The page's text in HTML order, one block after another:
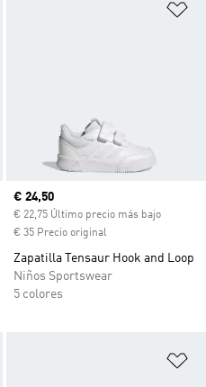
Precio actual
€ 24,50
€ 22,75 Último precio más bajo
€ 35 Precio original
Zapatilla Tensaur Hook and Loop
Niños Sportswear
5 colores